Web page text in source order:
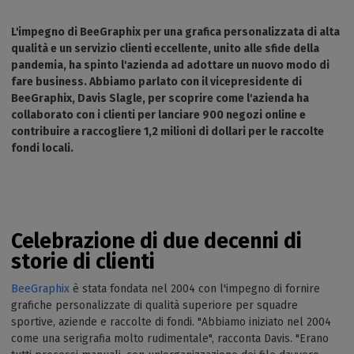
L'impegno di BeeGraphix per una grafica personalizzata di alta
qualità e un servizio clienti eccellente, unito alle sfide della
pandemia, ha spinto l'azienda ad adottare un nuovo modo di
fare business. Abbiamo parlato con il vicepresidente di
BeeGraphix, Davis Slagle, per scoprire come l'azienda ha
collaborato con i clienti per lanciare 900 negozi online e
contribuire a raccogliere 1,2 milioni di dollari per le raccolte
fondi locali.
Celebrazione di due decenni di
storie di clienti
BeeGraphix è stata fondata nel 2004 con l'impegno di fornire
grafiche personalizzate di qualità superiore per squadre
sportive, aziende e raccolte di fondi. "Abbiamo iniziato nel 2004
come una serigrafia molto rudimentale", racconta Davis. "Erano